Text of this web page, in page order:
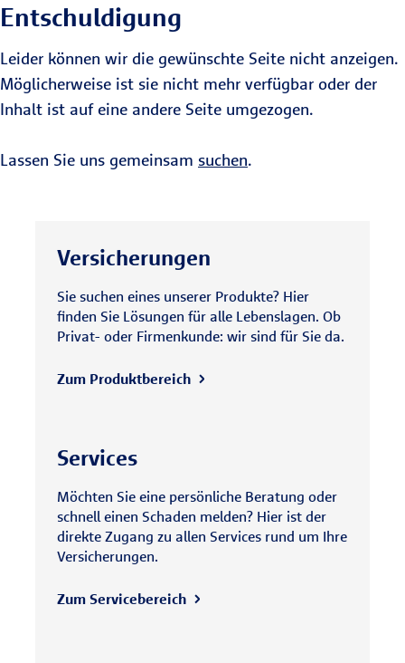
Entschuldigung
Leider können wir die gewünschte Seite nicht anzeigen.
Möglicherweise ist sie nicht mehr verfügbar oder der
Inhalt ist auf eine andere Seite umgezogen.
Lassen Sie uns gemeinsam suchen.
Versicherungen
Sie suchen eines unserer Produkte? Hier
finden Sie Lösungen für alle Lebenslagen. Ob
Privat- oder Firmenkunde: wir sind für Sie da.
Zum Produktbereich
Services
Möchten Sie eine persönliche Beratung oder
schnell einen Schaden melden? Hier ist der
direkte Zugang zu allen Services rund um Ihre
Versicherungen.
Zum Servicebereich